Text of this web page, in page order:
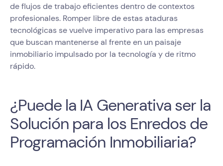
de flujos de trabajo eficientes dentro de contextos
profesionales. Romper libre de estas ataduras
tecnológicas se vuelve imperativo para las empresas
que buscan mantenerse al frente en un paisaje
inmobiliario impulsado por la tecnología y de ritmo
rápido.
¿Puede la IA Generativa ser la
Solución para los Enredos de
Programación Inmobiliaria?